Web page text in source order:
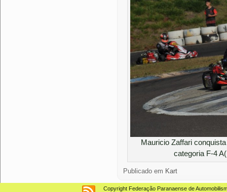
Mauricio Zaffari
categoria F-4
Publicado em Kart
Copyright Federação Paranaense de